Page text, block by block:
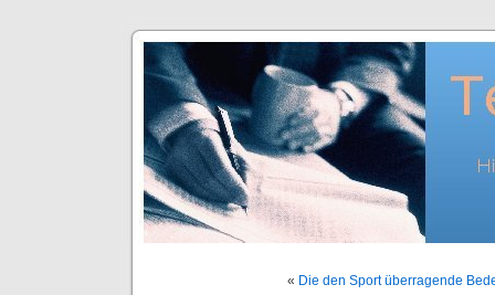
« Die den Sport überragende